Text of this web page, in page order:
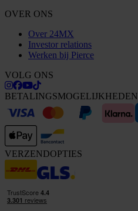
OVER ONS
Over 24MX
Investor relations
Werken bij Pierce
VOLG ONS
BETALINGSMOGELIJKHEDEN
VERZENDOPTIES